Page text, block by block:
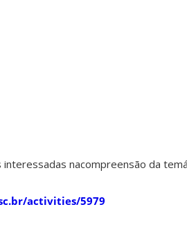
nacompreensão da
activities/5979